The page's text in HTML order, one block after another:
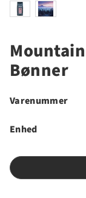
Bønner
Varenummer
Enhed